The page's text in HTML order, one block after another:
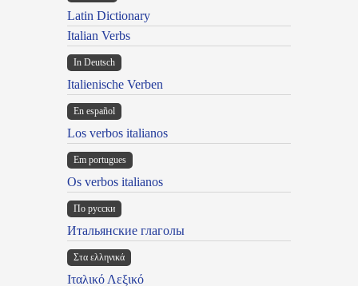
Latin Dictionary
Italian Verbs
In Deutsch
Italienische Verben
En español
Los verbos italianos
Em portugues
Os verbos italianos
По русски
Итальянские глаголы
Στα ελληνικά
Ιταλικό Λεξικό